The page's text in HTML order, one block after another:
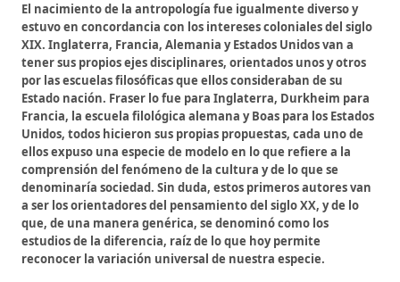
El nacimiento de la antropología fue igualmente diverso y
estuvo en concordancia con los intereses coloniales del siglo
XIX. Inglaterra, Francia, Alemania y Estados Unidos van a
tener sus propios ejes disciplinares, orientados unos y otros
por las escuelas filosóficas que ellos consideraban de su
Estado nación. Fraser lo fue para Inglaterra, Durkheim para
Francia, la escuela filológica alemana y Boas para los Estados
Unidos, todos hicieron sus propias propuestas, cada uno de
ellos expuso una especie de modelo en lo que refiere a la
comprensión del fenómeno de la cultura y de lo que se
denominaría sociedad. Sin duda, estos primeros autores van
a ser los orientadores del pensamiento del siglo XX, y de lo
que, de una manera genérica, se denominó como los
estudios de la diferencia, raíz de lo que hoy permite
reconocer la variación universal de nuestra especie.